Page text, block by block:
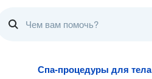
Спа-процедуры для тела